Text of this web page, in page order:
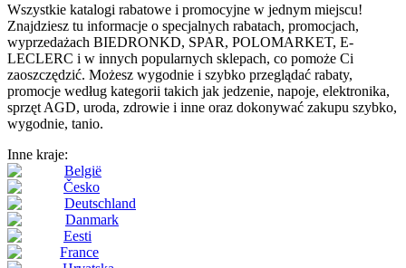
Wszystkie katalogi rabatowe i promocyjne w jednym miejscu!
Znajdziesz tu informacje o specjalnych rabatach, promocjach,
wyprzedażach BIEDRONKD, SPAR, POLOMARKET, E-
LECLERC i w innych popularnych sklepach, co pomoże Ci
zaoszczędzić. Możesz wygodnie i szybko przeglądać rabaty,
promocje według kategorii takich jak jedzenie, napoje, elektronika,
sprzęt AGD, uroda, zdrowie i inne oraz dokonywać zakupu szybko,
wygodnie, tanio.
Inne kraje:
België
Česko
Deutschland
Danmark
Eesti
France